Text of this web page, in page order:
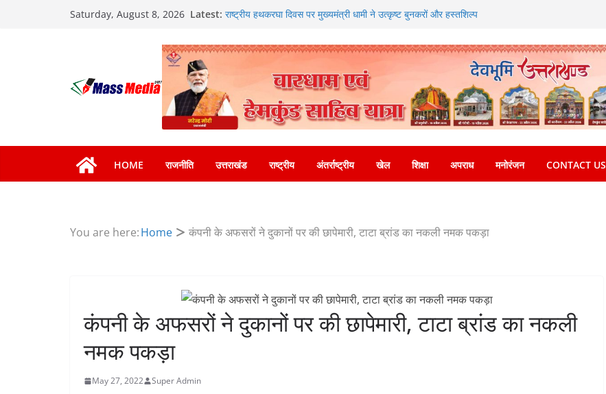
Saturday, August 8, 2026 Latest: राष्ट्रीय हथकरघा दिवस पर मुख्यमंत्री धामी ने उत्कृष्ट बुनकरों और हस्तशिल्प
न्याय पंचायत से राज्य स्तर तक होगा प्रतिभा का प्रदर्शन
सार्वजनिक स्थान पर जुआ खेलने वाले अभियुक्तों को पुलिस ने किया गिरफ्तार
जनकल्याण, रोजगार, शिक्षा, श्रमिक हित और आधारभूत विकास को नई गति : धामी
कैबिनेट के ऐतिहासिक फैसले
एमडीडीए का अवैध प्लाटिंग और निर्माण पर बड़ा एक्शन, दो स्थानों पर ध्वस्तीकरण,
मसूरी मार्ग पर अवैध निर्माण सील
HOME राजनीति उत्तराखंड राष्ट्रीय अंतर्राष्ट्रीय खेल शिक्षा अपराध मनोरंजन CONTACT US
You are here:Home कंपनी के अफसरों ने दुकानों पर की छापेमारी, टाटा ब्रांड का नकली नमक पकड़ा
कंपनी के अफसरों ने दुकानों पर की छापेमारी, टाटा ब्रांड का नकली
नमक पकड़ा
May 27, 2022 Super Admin